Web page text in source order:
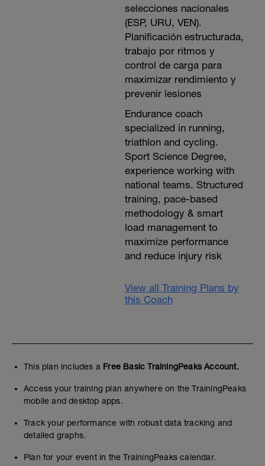
selecciones nacionales
(ESP, URU, VEN).
Planificación estructurada,
trabajo por ritmos y
control de carga para
maximizar rendimiento y
prevenir lesiones
Endurance coach
specialized in running,
triathlon and cycling.
Sport Science Degree,
experience working with
national teams. Structured
training, pace-based
methodology & smart
load management to
maximize performance
and reduce injury risk
View all Training Plans by
this Coach
This plan includes a Free Basic TrainingPeaks Account.
Access your training plan anywhere on the TrainingPeaks
mobile and desktop apps.
Track your performance with robust data tracking and
detailed graphs.
Plan for your event in the TrainingPeaks calendar.